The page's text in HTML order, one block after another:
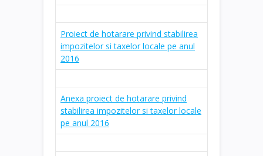
Proiect de hotarare privind stabilirea
impozitelor si taxelor locale pe anul
2016
Anexa proiect de hotarare privind
stabilirea impozitelor si taxelor locale
pe anul 2016